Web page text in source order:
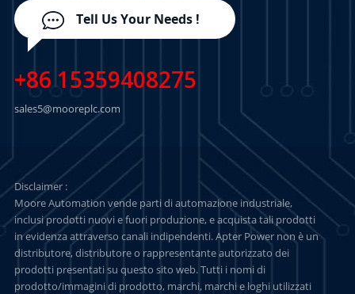
Tell Us Your Needs !
+86 15359408275
sales5@mooreplc.com
Disclaimer :
Moore Automation vende parti di automazione industriale,
inclusi prodotti nuovi e fuori produzione, e acquista tali prodotti
in evidenza attraverso canali indipendenti. Apter Power non è un
distributore, distributore o rappresentante autorizzato dei
prodotti presentati su questo sito web. Tutti i nomi di
prodotto/immagini di prodotto, marchi, marchi e loghi utilizzati